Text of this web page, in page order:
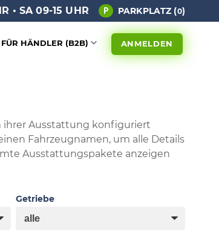
• SA 09-15 UHR PARKPLATZ (0)
FÜR HÄNDLER (B2B) ANMELDEN
ihrer Ausstattung konfiguriert
Fahrzeugnamen, um alle Details
Ausstattungspakete anzeigen
Getriebe